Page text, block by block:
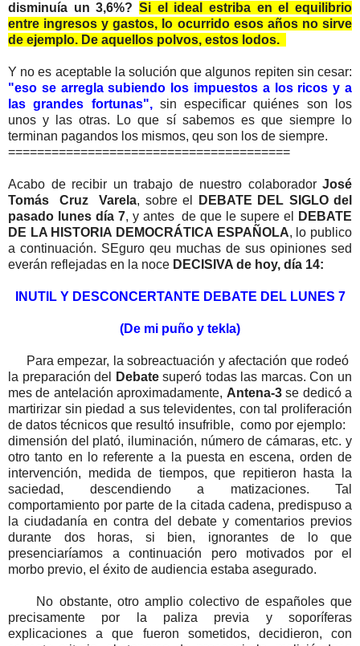
disminuía un 3,6%? Si el ideal estriba en el equilibrio
entre ingresos y gastos, lo ocurrido esos años no sirve
de ejemplo. De aquellos polvos, estos lodos.
Y no es aceptable la solución que algunos repiten sin cesar:
"eso se arregla subiendo los impuestos a los ricos y a
las grandes fortunas",sin especificar quiénes son los
unos y las otras. Lo que sí sabemos es que siempre lo
terminan pagandos los mismos, qeu son los de siempre.
=======================================
Acabo de recibir un trabajo de nuestro colaborador José
Tomás Cruz Varela, sobre el
DEBATE DEL SIGLO del
pasado lunes día 7, y antes de que le supere el
DEBATE
DE LA HISTORIA DEMOCRÁTICA ESPAÑOLA, lo publico
a continuación. SEguro qeu muchas de sus opiniones sed
everán reflejadas en la noce DECISIVA de hoy, día 14:
INUTIL Y DESCONCERTANTE DEBATE DEL LUNES 7
(De mi puño y tekla)
Para empezar, la sobreactuación y afectación que rodeó
la preparación del
Debatesuperó todas las marcas. Con un
mes de antelación aproximadamente, Antena-3se dedicó a
martirizar sin piedad a sus televidentes, con tal proliferación
de datos técnicos que resultó insufrible, como por ejemplo:
dimensión del plató, iluminación, número de cámaras, etc. y
otro tanto en lo referente a la puesta en escena, orden de
intervención, medida de tiempos, que repitieron hasta la
saciedad, descendiendo a matizaciones. Tal
comportamiento por parte de la citada cadena, predispuso a
la ciudadanía en contra del debate y comentarios previos
durante dos horas, si bien, ignorantes de lo que
presenciaríamos a continuación pero motivados por el
morbo previo, el éxito de audiencia estaba asegurado.
No obstante, otro amplio colectivo de españoles que
precisamente por la paliza previa y soporíferas
explicaciones a que fueron sometidos, decidieron, con